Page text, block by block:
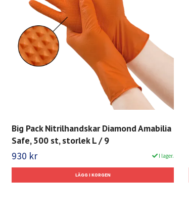
Big Pack Nitrilhandskar Diamond Amabilia
Safe, 500 st, storlek L / 9
930 kr I lager.